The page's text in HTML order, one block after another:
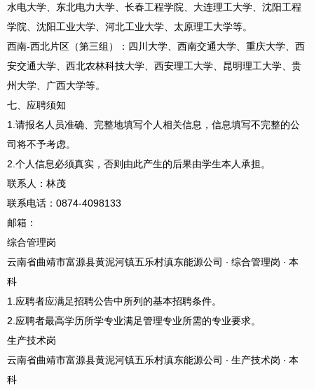
水电大学、东北电力大学、长春工程学院、大连理工大学、沈阳工程
学院、沈阳工业大学、河北工业大学、太原理工大学等。
西南-西北片区（第三组）：四川大学、西南交通大学、重庆大学、西
安交通大学、西北农林科技大学、西安理工大学、昆明理工大学、贵
州大学、广西大学等。
七、应聘须知
1.请报名人员准确、完整地填写个人相关信息，信息填写不完整的公
司将不予考虑。
2.个人信息必须真实，否则由此产生的后果由学生本人承担。
联系人：林茂
联系电话：0874-4098133
邮箱：
综合管理岗
云南省曲靖市富源县黄泥河镇五乐村滇东能源公司 ∙ 综合管理岗 ∙ 本
科
1.应聘者应满足招聘公告中所列的基本招聘条件。
2.应聘者最高学历所学专业满足管理专业所需的专业要求。
生产技术岗
云南省曲靖市富源县黄泥河镇五乐村滇东能源公司 ∙ 生产技术岗 ∙ 本
科